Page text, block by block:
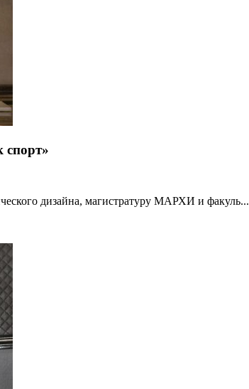
спорт»
дизайна, магистратуру МАРХИ и факуль...